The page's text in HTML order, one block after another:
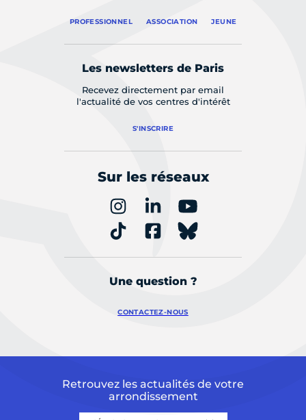
PROFESSIONNEL ASSOCIATION JEUNE
Les newsletters de Paris
Recevez directement par email
l'actualité de vos centres d'intérêt
S'INSCRIRE
Sur les réseaux
Une question ?
CONTACTEZ-NOUS
Retrouvez les actualités de votre
arrondissement